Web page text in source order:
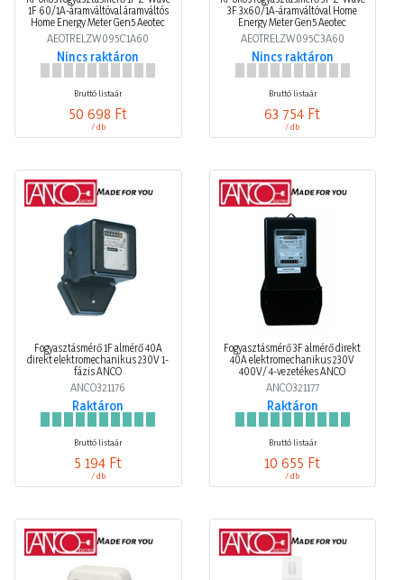
1F 60/1A-áramváltóval áramváltós
Home Energy Meter Gen5 Aeotec
AEOTRELZW095C1A60
Nincs raktáron
Bruttó listaár
50 698 Ft
/ db
3F 3x60/1A-áramváltóval Home
Energy Meter Gen5 Aeotec
AEOTRELZW095C3A60
Nincs raktáron
Bruttó listaár
63 754 Ft
/ db
Fogyasztásmérő 1F almérő 40A
direkt elektromechanikus 230V 1-
fázis ANCO
ANCO321176
Raktáron
Bruttó listaár
5 194 Ft
/ db
Fogyasztásmérő 3F almérő direkt
40A elektromechanikus 230V
400V/ 4-vezetékes ANCO
ANCO321177
Raktáron
Bruttó listaár
10 655 Ft
/ db